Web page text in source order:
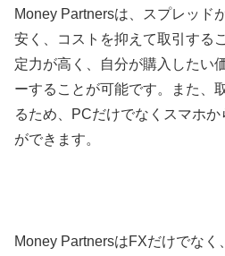
Money Partnersは、スプレッド
安く、コストを抑えて取引する
定力が高く、自分が購入したい
ーすることが可能です。また、
るため、
PCだけでなくスマホ
ができます。
Money PartnersはFXだけでなく